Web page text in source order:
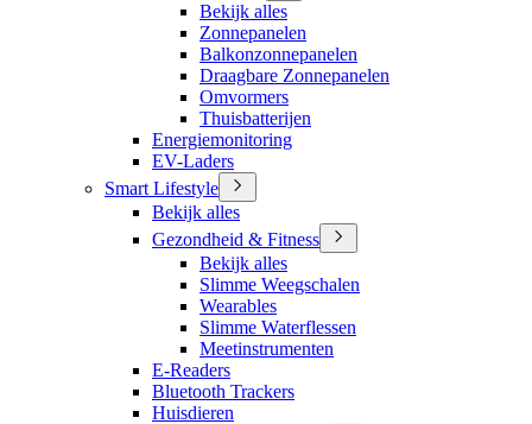
Bekijk alles
Zonnepanelen
Balkonzonnepanelen
Draagbare Zonnepanelen
Omvormers
Thuisbatterijen
Energiemonitoring
EV-Laders
Smart Lifestyle
Bekijk alles
Gezondheid & Fitness
Bekijk alles
Slimme Weegschalen
Wearables
Slimme Waterflessen
Meetinstrumenten
E-Readers
Bluetooth Trackers
Huisdieren